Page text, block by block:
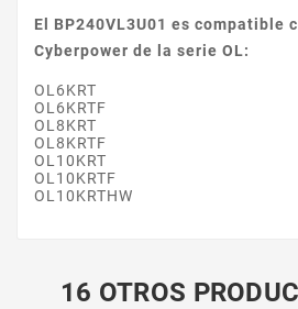
El BP240VL3U01 es compatible
Cyberpower de la serie OL:
OL6KRT
OL6KRTF
OL8KRT
OL8KRTF
OL10KRT
OL10KRTF
OL10KRTHW
16 OTROS